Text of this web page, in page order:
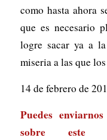
como hasta ahora
que es necesario
logre sacar ya a
miseria a las que
14 de febrero de
Puedes
sobre